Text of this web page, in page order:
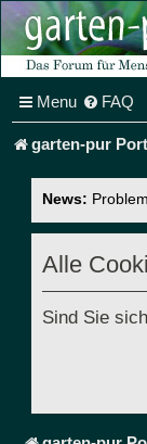
Menu FAQ
garten-pur
News:
Alle
Sind Sie